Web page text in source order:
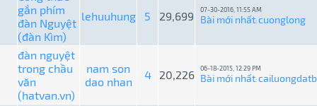
gắn phím
đàn Nguyệt
(đàn Kìm)
lehuuhung 5 29,699 07-30-2016, 11:55 AM
Bài mới nhất:cuonglong
đàn nguyệt
trong chầu
văn
(hatvan.vn)
nam son
dao nhan
4 20,226 06-18-2015, 12:29 PM
Bài mới nhất: